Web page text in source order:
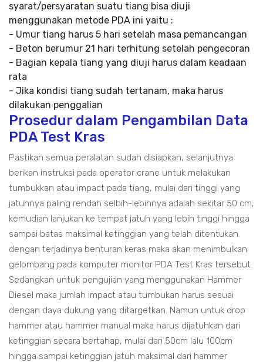
syarat/persyaratan suatu tiang bisa diuji
menggunakan metode PDA ini yaitu :
- Umur tiang harus 5 hari setelah masa pemancangan
- Beton berumur 21 hari terhitung setelah pengecoran
- Bagian kepala tiang yang diuji harus dalam keadaan
rata
- Jika kondisi tiang sudah tertanam, maka harus
dilakukan penggalian
Prosedur dalam Pengambilan Data
PDA Test Kras
Pastikan semua peralatan sudah disiapkan, selanjutnya
berikan instruksi pada operator crane untuk melakukan
tumbukkan atau impact pada tiang, mulai dari tinggi yang
jatuhnya paling rendah selbih-lebihnya adalah sekitar 50 cm,
kemudian lanjukan ke tempat jatuh yang lebih tinggi hingga
sampai batas maksimal ketinggian yang telah ditentukan.
dengan terjadinya benturan keras maka akan menimbulkan
gelombang pada komputer monitor PDA Test Kras tersebut.
Sedangkan untuk pengujian yang menggunakan Hammer
Diesel maka jumlah impact atau tumbukan harus sesuai
dengan daya dukung yang ditargetkan. Namun untuk drop
hammer atau hammer manual maka harus dijatuhkan dari
ketinggian secara bertahap, mulai dari 50cm lalu 100cm
hingga sampai ketinggian jatuh maksimal dari hammer